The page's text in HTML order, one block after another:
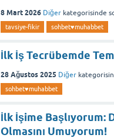
8 Mart 2026 Diğer kategorisinde
tavsiye-fikir sohbet♥️muhabbet
İlk İş Tecrübemde
28 Ağustos 2025 Diğer
sohbet♥️muhabbet
İlk İşime Başlıyorum:
Olmasını Umuyorum!